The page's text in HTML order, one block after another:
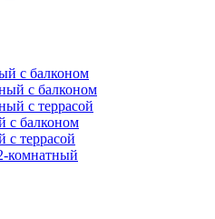
с балконом
с балконом
с террасой
с балконом
с террасой
комнатный